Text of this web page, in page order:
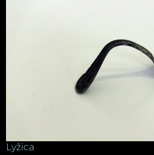
Lyžica